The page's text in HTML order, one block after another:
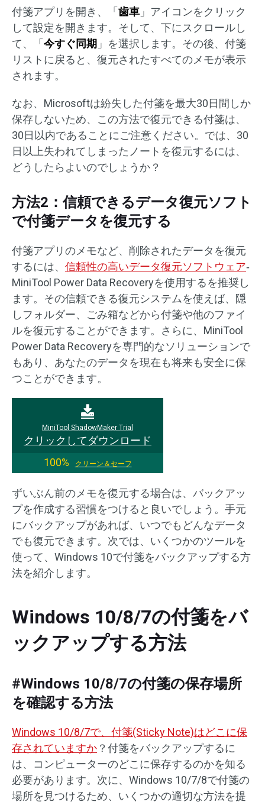
付箋アプリを開き、「 歯車 」アイコンをクリック
して設定を開きます。そして、下にスクロールし
て、「 今すぐ同期 」を選択します。その後、付箋
リストに戻ると、復元されたすべてのメモが表示
されます。
なお、Microsoftは紛失した付箋を最大30日間しか
保存しないため、この方法で復元できる付箋は、
30日以内であることにご注意ください。では、30
日以上失われてしまったノートを復元するには、
どうしたらよいのでしょうか？
方法2：信頼できるデータ復元ソフト
で付箋データを復元する
付箋アプリのメモなど、削除されたデータを復元
するには、 信頼性の高いデータ復元ソフトウェア‐
MiniTool Power Data Recoveryを使用するを推奨し
ます。その信頼できる復元システムを使えば、隠
しフォルダー、ごみ箱などから付箋や他のファイ
ルを復元することができます。さらに、MiniTool
Power Data Recoveryを専門的なソリューションで
もあり、あなたのデータを現在も将来も安全に保
つことができます。
MiniTool ShadowMaker Trial
クリックしてダウンロード
100%
クリーン＆セーフ
ずいぶん前のメモを復元する場合は、バックアッ
プを作成する習慣をつけると良いでしょう。手元
にバックアップがあれば、いつでもどんなデータ
でも復元できます。次では、いくつかのツールを
使って、Windows 10で付箋をバックアップする方
法を紹介します。
Windows 10/8/7の付箋をバ
ックアップする方法
#Windows 10/8/7の付箋の保存場所
を確認する方法
Windows 10/8/7で、付箋(Sticky Note)はどこに保
存されていますか ？付箋をバックアップするに
は、コンピューターのどこに保存するのかを知る
必要があります。次に、Windows 10/7/8で付箋の
場所を見つけるため、いくつかの適切な方法を提